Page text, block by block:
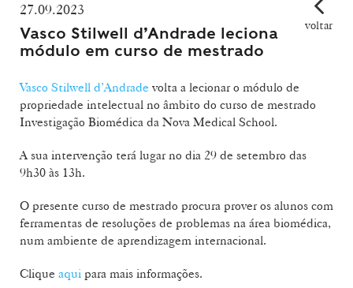
27.09.2023
Vasco Stilwell d’Andrade leciona
módulo em curso de mestrado
voltar
Vasco Stilwell d’Andrade volta a lecionar o módulo de
propriedade intelectual no âmbito do curso de mestrado
Investigação Biomédica da Nova Medical School.
A sua intervenção terá lugar no dia 29 de setembro das
9h30 às 13h.
O presente curso de mestrado procura prover os alunos com
ferramentas de resoluções de problemas na área biomédica,
num ambiente de aprendizagem internacional.
Clique aqui para mais informações.